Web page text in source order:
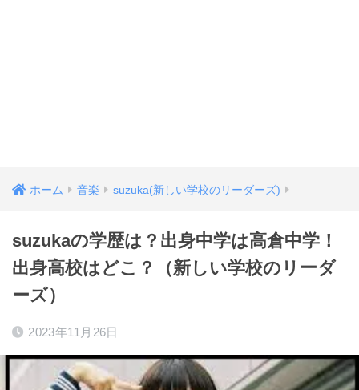
ホーム 音楽 suzuka(新しい学校のリーダーズ)
suzukaの学歴は？出身中学は高倉中学！
出身高校はどこ？（新しい学校のリーダ
ーズ）
2023年11月26日